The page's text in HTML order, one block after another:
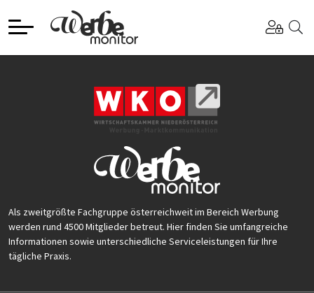
Als zweitgrößte Fachgruppe österreichweit im Bereich Werbung
werden rund 4500 Mitglieder betreut. Hier finden Sie umfangreiche
Informationen sowie unterschiedliche Serviceleistungen für Ihre
tägliche Praxis.